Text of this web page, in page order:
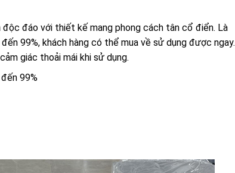
độc đáo với thiết kế mang phong cách tân cổ điển. Là
99%, khách hàng có thể mua về sử dụng được ngay.
giác thoải mái khi sử dụng.
99%